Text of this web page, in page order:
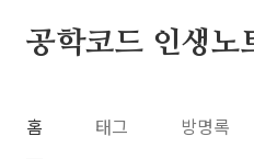
공학코드 인생노
홈 태그 방명록